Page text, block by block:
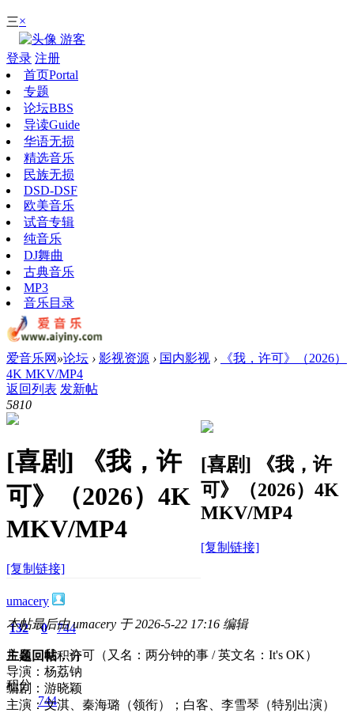
三×
游客
登录 注册
首页Portal
专题
论坛BBS
导读Guide
华语无损
精选音乐
民族无损
DSD-DSF
欧美音乐
试音专辑
纯音乐
DJ舞曲
古典音乐
MP3
音乐目录
爱音乐网 »论坛 › 影视资源 › 国内影视 ›
《我，许可》（2026）
4K MKV/MP4
返回列表 发新帖
5810
[喜剧]
《我，许
可》（2026）4K
MKV/MP4
[复制链接]
[喜剧]
《我，许
可》（2026）4K
MKV/MP4
[复制链接]
umacery
132
主题
0
回帖
744
积分
积分
744
本帖最后由 umacery 于 2026-5-22 17:16 编辑
片名：我，许可（又名：两分钟的事 / 英文名：It's OK）
导演：杨荔钠
编剧：游晓颖
主演：文淇、秦海璐（领衔）；白客、李雪琴（特别出演）